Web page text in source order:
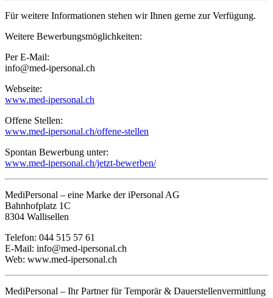
Für weitere Informationen stehen wir Ihnen gerne zur Verfügung.
Weitere Bewerbungsmöglichkeiten:
Per E-Mail:
info@med-ipersonal.ch
Webseite:
www.med-ipersonal.ch
Offene Stellen:
www.med-ipersonal.ch/offene-stellen
Spontan Bewerbung unter:
www.med-ipersonal.ch/jetzt-bewerben/
MediPersonal – eine Marke der iPersonal AG
Bahnhofplatz 1C
8304 Wallisellen
Telefon: 044 515 57 61
E-Mail: info@med-ipersonal.ch
Web: www.med-ipersonal.ch
MediPersonal – Ihr Partner für Temporär & Dauerstellenvermittlung